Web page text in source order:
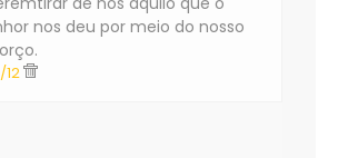
nos deu por meio do nosso
12